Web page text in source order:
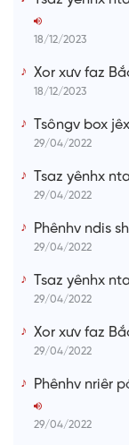
18/12/2023
Xor xưv faz
18/12/2023
Tsôngv box
29/04/2022
Tsaz yênhx
29/04/2022
Phênhv ndis
29/04/2022
Tsaz yênhx
29/04/2022
Xor xưv faz
29/04/2022
Phênhv nriêr
29/04/2022